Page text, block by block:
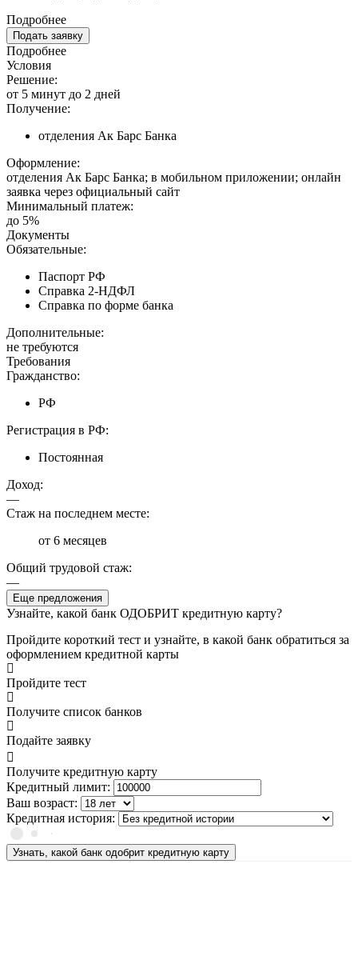
Подробнее
Подать заявку
Подробнее
Условия
Решение:
от 5 минут до 2 дней
Получение:
отделения Ак Барс Банка
Оформление:
отделения Ак Барс Банка; в мобильном приложении; онлайн
заявка через официальный сайт
Минимальный платеж:
до 5%
Документы
Обязательные:
Паспорт РФ
Справка 2-НДФЛ
Справка по форме банка
Дополнительные:
не требуются
Требования
Гражданство:
РФ
Регистрация в РФ:
Постоянная
Доход:
—
Стаж на последнем месте:
от 6 месяцев
Общий трудовой стаж:
—
Еще предложения
Узнайте, какой банк ОДОБРИТ кредитную карту?
Пройдите короткий тест и узнайте, в какой банк обратиться за
оформлением кредитной карты
Пройдите тест
Получите список банков
Подайте заявку
Получите кредитную карту
Кредитный лимит:
Ваш возраст:
Кредитная история:
Узнать, какой банк одобрит кредитную карту